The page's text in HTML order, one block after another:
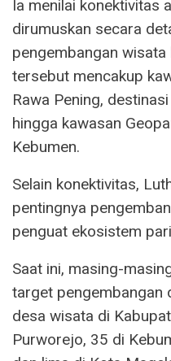
Ia menilai konektivitas
dirumuskan secara
pengembangan
tersebut mencakup
Rawa Pening,
hingga kawasan
Kebumen.
Selain konektivitas,
pentingnya
penguat ekosistem
Saat ini, masing-
target pengembangan
desa wisata di
Purworejo, 35 di